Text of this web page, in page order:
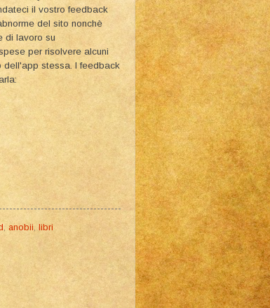
il vostro feedback
del sito nonchè
di lavoro su
per risolvere alcuni
dell'app stessa. I feedback
anobii libri